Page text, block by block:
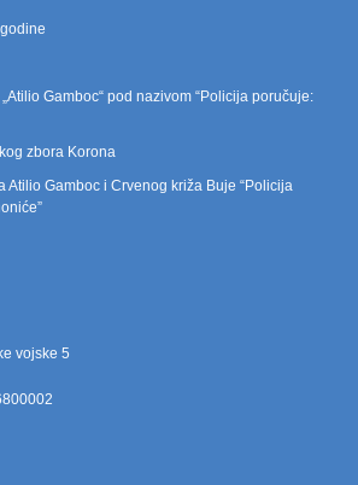
Gamboc“ pod nazivom “Policija poručuje:
zbora Korona
Atilio Gamboc i Crvenog križa Buje “Policija
vojske 5